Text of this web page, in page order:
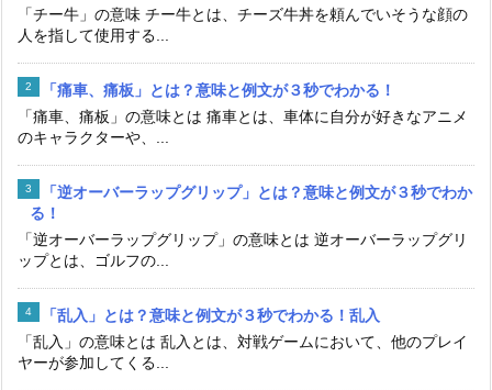
「チー牛」の意味 チー牛とは、チーズ牛丼を頼んでいそうな顔の
人を指して使用する...
「痛車、痛板」とは？意味と例文が３秒でわかる！
「痛車、痛板」の意味とは 痛車とは、車体に自分が好きなアニメ
のキャラクターや、...
「逆オーバーラップグリップ」とは？意味と例文が３秒でわか
る！
「逆オーバーラップグリップ」の意味とは 逆オーバーラップグリ
ップとは、ゴルフの...
「乱入」とは？意味と例文が３秒でわかる！乱入
「乱入」の意味とは 乱入とは、対戦ゲームにおいて、他のプレイ
ヤーが参加してくる...